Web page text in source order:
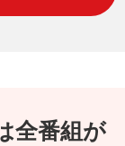
全番組が